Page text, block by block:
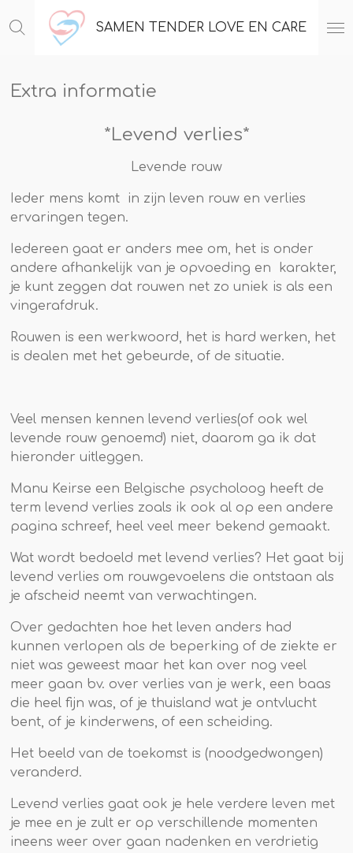
direct
hoofdinhoud
SAMEN TENDER LOVE EN CARE
Extra informatie
*Levend verlies*
Levende rouw
Ieder mens komt in zijn leven rouw en verlies
ervaringen tegen.
Iedereen gaat er anders mee om, het is onder
andere afhankelijk van je opvoeding en karakter,
je kunt zeggen dat rouwen net zo uniek is als een
vingerafdruk.
Rouwen is een werkwoord, het is hard werken, het
is dealen met het gebeurde, of de situatie.
Veel mensen kennen levend verlies(of ook wel
levende rouw genoemd) niet, daarom ga ik dat
hieronder uitleggen.
Manu Keirse een Belgische psycholoog heeft de
term levend verlies zoals ik ook al op een andere
pagina schreef, heel veel meer bekend gemaakt.
Wat wordt bedoeld met levend verlies? Het gaat bij
levend verlies om rouwgevoelens die ontstaan als
je afscheid neemt van verwachtingen.
Over gedachten hoe het leven anders had
kunnen verlopen als de beperking of de ziekte er
niet was geweest maar het kan over nog veel
meer gaan bv. over verlies van je werk, een baas
die heel fijn was, of je thuisland wat je ontvlucht
bent, of je kinderwens, of een scheiding.
Het beeld van de toekomst is (noodgedwongen)
veranderd.
Levend verlies gaat ook je hele verdere leven met
je mee en je zult er op verschillende momenten
ineens weer over gaan nadenken en verdrietig